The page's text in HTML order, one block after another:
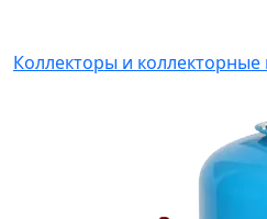
Коллекторы и коллекторные